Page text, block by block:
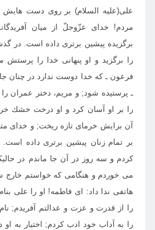
على(عليه السلام) بر روى دست
مردم! خداى عزّوجلّ از ميان
برگزيده پيشين برترى داده است. در
را برگزيد و او پنهانى خدا را پرستش
فرعون ـ كه خدا دوست ندارد در چنان
ـ پرستيده شود; و مريم، دختر عمران
را بر او آسان كرد و او درخت خشك
آن برايش خرماى تازه ريخت; و خداى
بر تمام زنان پيشين برترى داده است.
كردم و سه روز در آن جا ماندم در
مى خوردم و هنگامى كه خواستم خارج
هاتفى ندا داد: اى فاطمه! او را على
را از قدرت و عزت و عدالتم آفريدم;
را به آداب خود ادب كردم; اختيار به